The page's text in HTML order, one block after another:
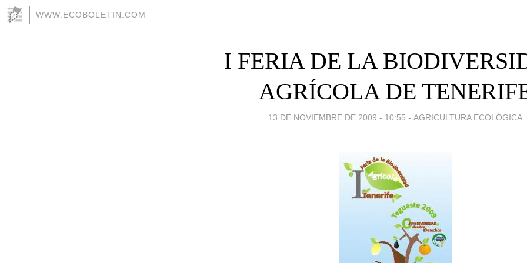
WWW.ECOBOLETIN.COM
I FERIA DE LA
AGRÍCOLA DE
13 DE NOVIEMBRE DE 2009 - 10:55 - AGRICULTURA ECOLÓGICA